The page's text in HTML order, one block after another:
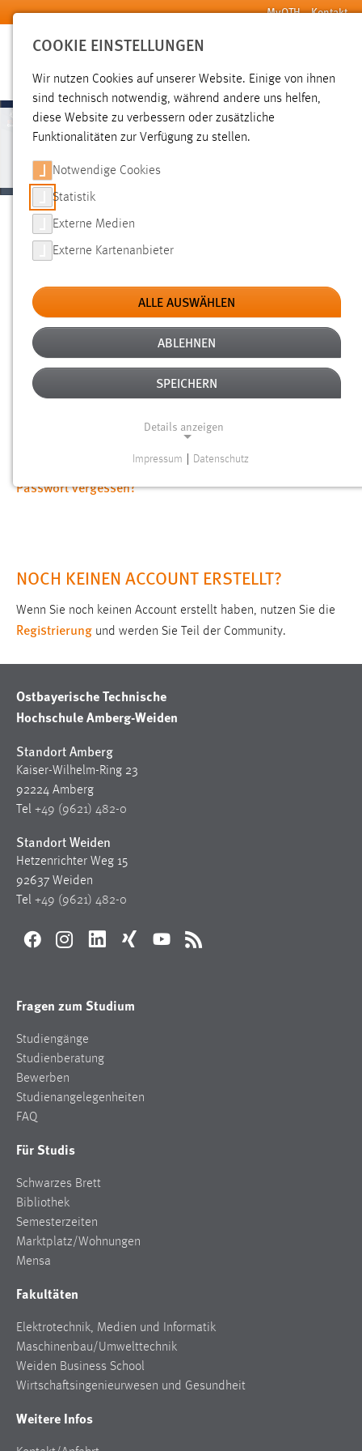
Zum Hauptinhalt springen MyOTH Kontakt
SUCHE
BENUTZERANMELDUNG
Bitte geben Sie Ihren Benutzernamen und Ihr Passwort ein, um
E-Mail Adresse
Passwort vergessen?
NOCH KEINEN ACCOUNT ERSTELLT?
Wenn Sie noch keinen Account erstellt haben, nutzen Sie die
Registrierung und werden Sie Teil der Community.
Ostbayerische Technische
Hochschule Amberg-Weiden
Standort Amberg
Kaiser-Wilhelm-Ring 23
92224 Amberg
Tel +49 (9621) 482-0
Standort Weiden
Hetzenrichter Weg 15
92637 Weiden
Tel +49 (9621) 482-0
FacebookInstagramLinkedInXing YouTube
RSS
Fragen zum Studium
Studiengänge
Studienberatung
Bewerben
Studienangelegenheiten
FAQ
Für Studis
Schwarzes Brett
Bibliothek
Semesterzeiten
Marktplatz/Wohnungen
Mensa
Fakultäten
Elektrotechnik, Medien und Informatik
Maschinenbau/Umwelttechnik
Weiden Business School
Wirtschaftsingenieurwesen und Gesundheit
Weitere Infos
COOKIE EINSTELLUNGEN
Wir nutzen Cookies auf unserer Website. Einige von ihnen
sind technisch notwendig, während andere uns helfen,
diese Website zu verbessern oder zusätzliche
Funktionalitäten zur Verfügung zu stellen.
Notwendige Cookies
Statistik
Externe Medien
Externe Kartenanbieter
ALLE AUSWÄHLEN
ABLEHNEN
SPEICHERN
Details anzeigen
Notwendige Cookies ermöglichen grundlegende
Einverständnis
Name:
cookie_consent
Optionen des Benutzers
Cookie Laufzeit:
Performance
Name:
staticfilecache
Zweck:
Für performante Seitenauslieferung wird in diesem Cookie
gespeichert, ob man eingeloggt ist.
Login
Dieser Cookie ist notwendig um sich an der Website
einloggen zu können.
Cookie Laufzeit:
STATISTIK
Statistik Cookies erfassen Informationen anonym.
Diese Informationen helfen uns zu verstehen, wie
unsere Besucher unsere Website nutzen.
_pk_ref, _pk_cvar, _pk_id, _pk_ses
Zweck:
Max. 13 Monate
Impressum Datenschutz